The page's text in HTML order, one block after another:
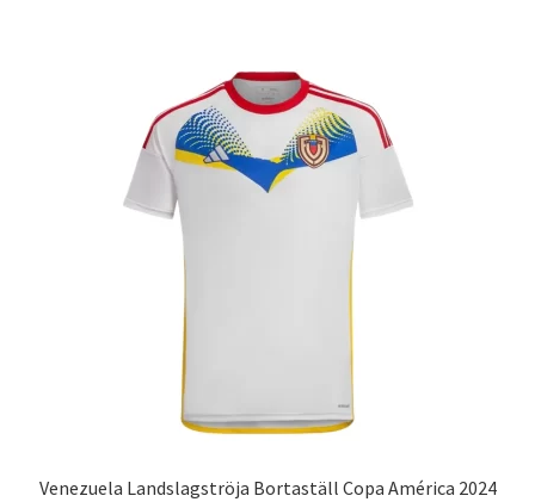
De
olika
alternativen
kan
Venezuela Landslagströja Bortaställ Copa América 2024